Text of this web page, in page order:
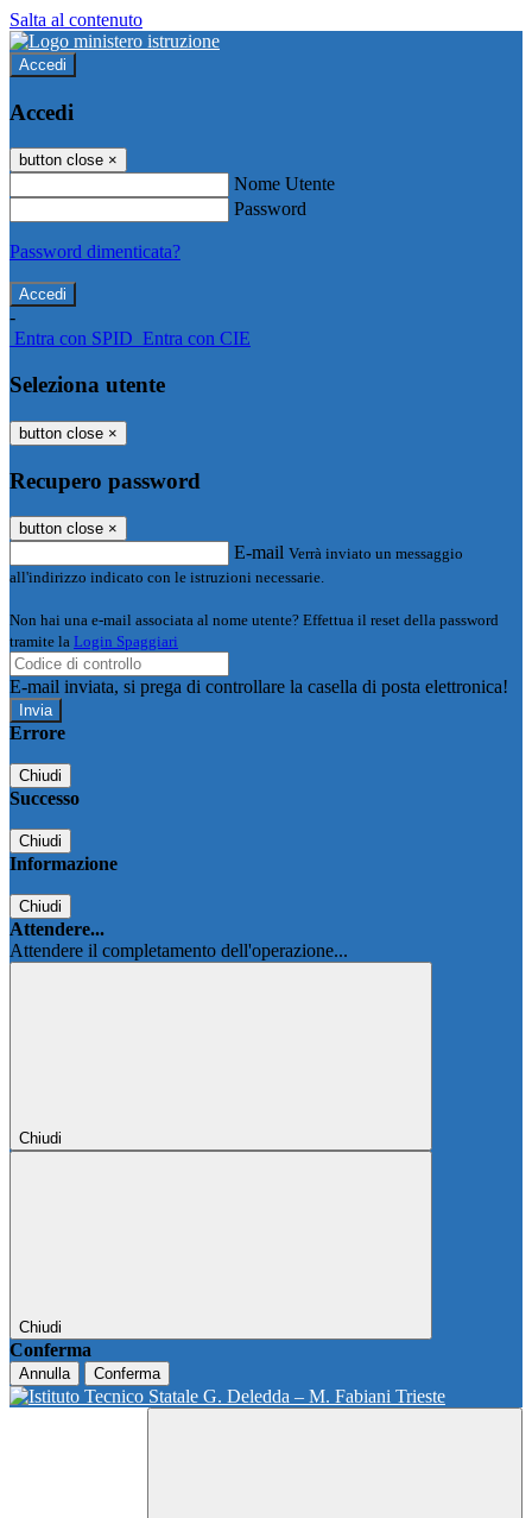
Salta al contenuto
Accedi
Accedi
button close ×
Nome Utente
Password
Password dimenticata?
-
Entra con SPID Entra con CIE
Seleziona utente
button close ×
Recupero password
button close ×
E-mail Verrà inviato un messaggio
all'indirizzo indicato con le istruzioni necessarie.
Non hai una e-mail associata al nome utente? Effettua il reset della password
tramite la Login Spaggiari
E-mail inviata, si prega di controllare la casella di posta elettronica!
Errore
Chiudi
Successo
Chiudi
Informazione
Chiudi
Attendere...
Attendere il completamento dell'operazione...
Chiudi
Chiudi
Conferma
Annulla Conferma